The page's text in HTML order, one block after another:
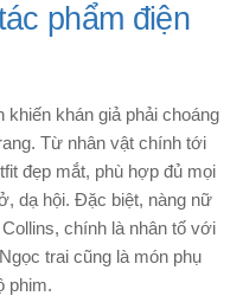
phẩm điện
khiến khán giả phải choáng
Từ nhân vật chính tới
đẹp mắt, phù hợp đủ mọi
dạ hội. Đặc biệt, nàng nữ
chính là nhân tố với
trai cũng là món phụ
phim.